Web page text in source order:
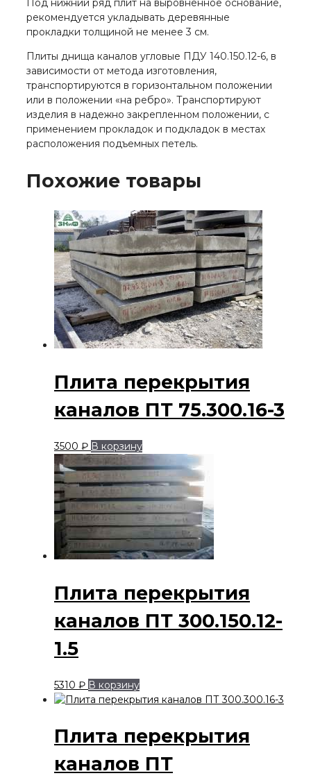
Под нижний ряд плит на выровненное основание,
рекомендуется укладывать деревянные
прокладки толщиной не менее 3 см.
Плиты днища каналов угловые ПДУ 140.150.12-6, в
зависимости от метода изготовления,
транспортируются в горизонтальном положении
или в положении «на ребро». Транспортируют
изделия в надежно закрепленном положении, с
применением прокладок и подкладок в местах
расположения подъемных петель.
Похожие товары
Плита перекрытия
каналов ПТ 75.300.16-3
3500 ₽ В корзину
Плита перекрытия
каналов ПТ 300.150.12-
1.5
5310 ₽ В корзину
Плита перекрытия
каналов ПТ